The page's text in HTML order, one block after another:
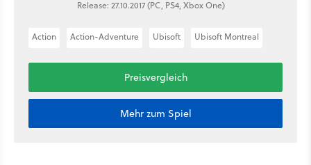
Release: 27.10.2017 (PC, PS4, Xbox One)
Action Action-Adventure Ubisoft Ubisoft Montreal
Preisvergleich
Mehr zum Spiel